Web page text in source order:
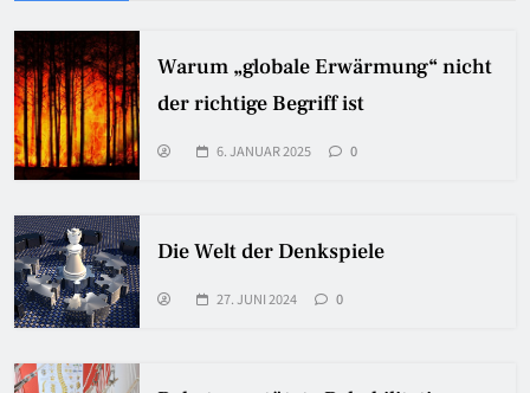
Warum „globale Erwärmung“ nicht
der richtige Begriff ist
6. JANUAR 2025 0
Die Welt der Denkspiele
27. JUNI 2024 0